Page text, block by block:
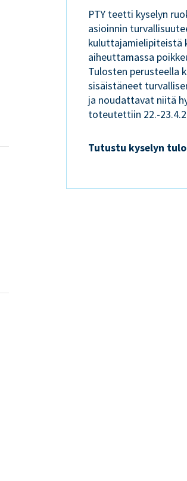
PTY teetti kyselyn
asioinnin
kuluttajamielipiteistä
aiheuttamassa
Tulosten perusteella
sisäistäneet
ja noudattavat niitä
toteutettiin 22.-
Tutustu kyselyn